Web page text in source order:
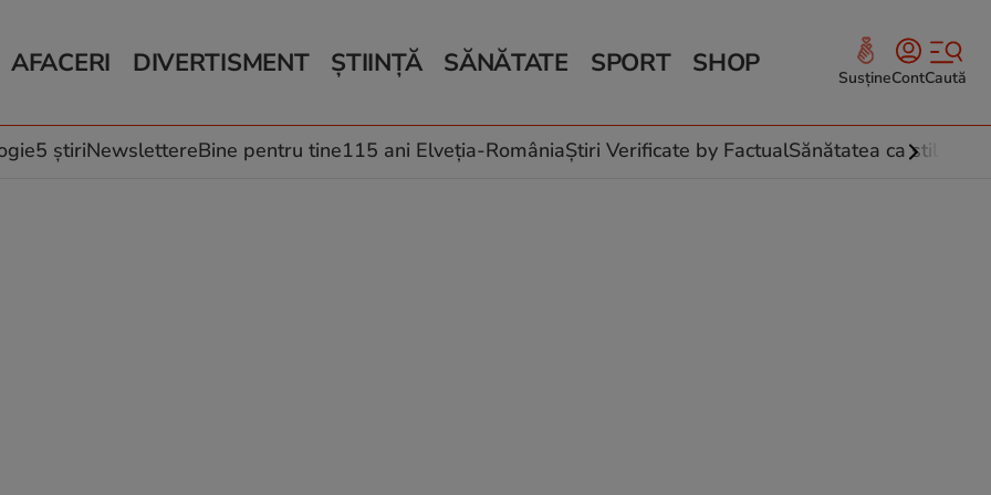
AFACERI
Auto
Locuri de muncă
DIVERTISMENT
Horoscop
Muzică și Filme
ȘTIINȚĂ
Schimbări climatice
SĂNĂTATE
Relații
Rețete culinare
SPORT SHOP SusțineContCaută
5 știriNewslettereBine pentru tine115 ani Elveția-RomâniaȘtiri Verificate by FactualSănătatea ca stil de